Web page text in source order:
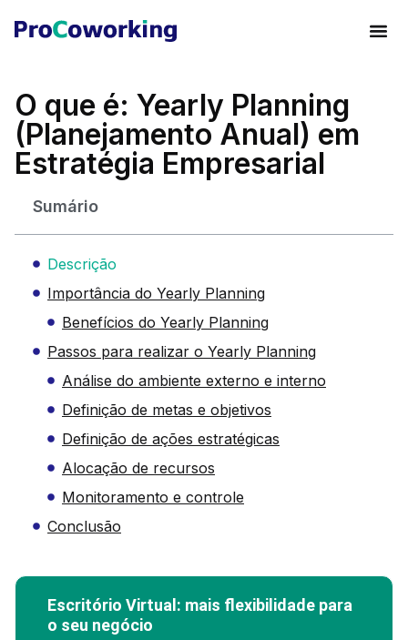
O que é: Yearly Planning
(Planejamento Anual) em
Estratégia Empresarial
Sumário
Descrição
Importância do Yearly Planning
Benefícios do Yearly Planning
Passos para realizar o Yearly Planning
Análise do ambiente externo e interno
Definição de metas e objetivos
Definição de ações estratégicas
Alocação de recursos
Monitoramento e controle
Conclusão
Escritório Virtual: mais flexibilidade para
o seu negócio